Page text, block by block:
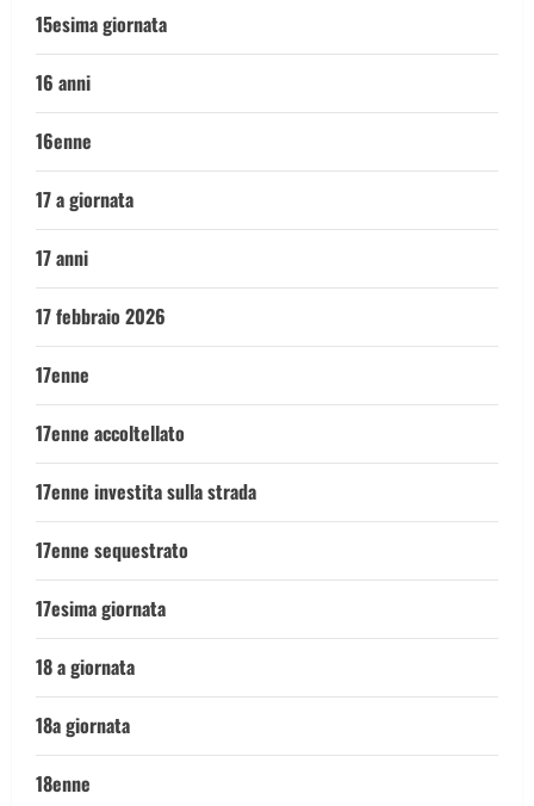
15esima giornata
16 anni
16enne
17 a giornata
17 anni
17 febbraio 2026
17enne
17enne accoltellato
17enne investita sulla strada
17enne sequestrato
17esima giornata
18 a giornata
18a giornata
18enne